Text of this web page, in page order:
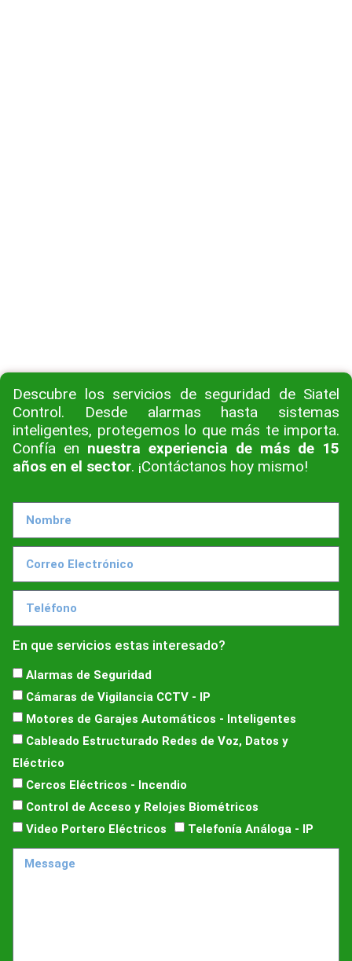
Descubre los servicios de seguridad de Siatel
Control. Desde alarmas hasta sistemas
inteligentes, protegemos lo que más te importa.
Confía en nuestra experiencia de más de 15
años en el sector. ¡Contáctanos hoy mismo!
En que servicios estas interesado?
Alarmas de Seguridad
Cámaras de Vigilancia CCTV - IP
Motores de Garajes Automáticos - Inteligentes
Cableado Estructurado Redes de Voz, Datos y
Eléctrico
Cercos Eléctricos - Incendio
Control de Acceso y Relojes Biométricos
Video Portero Eléctricos
Telefonía Análoga - IP